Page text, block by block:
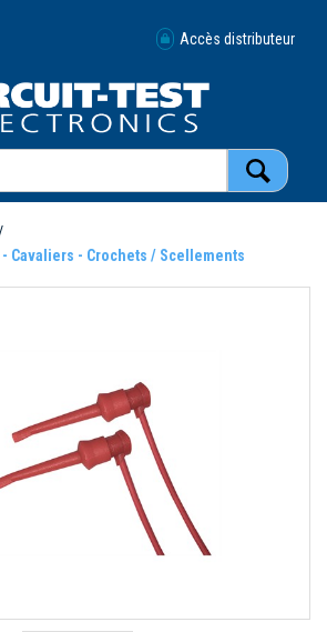
Accès distributeur
Cavaliers - Crochets / Scellements